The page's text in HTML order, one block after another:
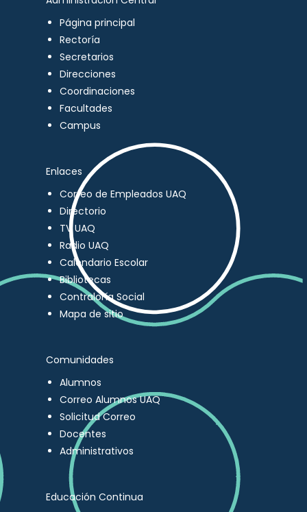
Página principal
Rectoría
Secretarios
Direcciones
Coordinaciones
Facultades
Campus
Enlaces
Correo de Empleados UAQ
Directorio
TV UAQ
Radio UAQ
Calendario Escolar
Bibliotecas
Contraloría Social
Mapa de sitio
Comunidades
Alumnos
Correo Alumnos UAQ
Solicitud Correo
Docentes
Administrativos
Educación Continua